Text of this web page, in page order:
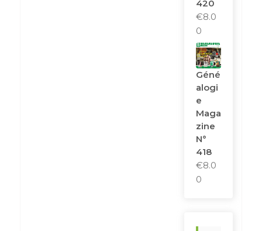
420
€8.0
0
Géné
Alogi
E
Maga
Zine
N°
418
€8.0
0